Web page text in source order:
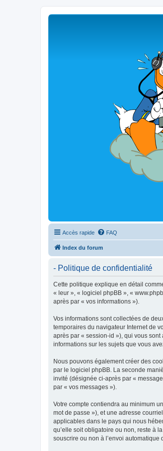
Accès rapide FAQ
Index du forum
- Politique de confidentialité
Cette politique explique en détail
« leur », « logiciel phpBB », «
après par « vos informations »).
Vos informations sont collectées de
temporaires du navigateur Internet de
après par « session-id »), qui vous
informations sur les sujets que vous
Nous pouvons également créer des
par le logiciel phpBB. La seconde
invité (désignée ci-après par «
par « vos messages »).
Votre compte contiendra au minimum
mot de passe »), et une adresse
applicables dans le pays qui nous
qu’elle soit obligatoire ou non, reste à
souscrire ou non à l’envoi automatique